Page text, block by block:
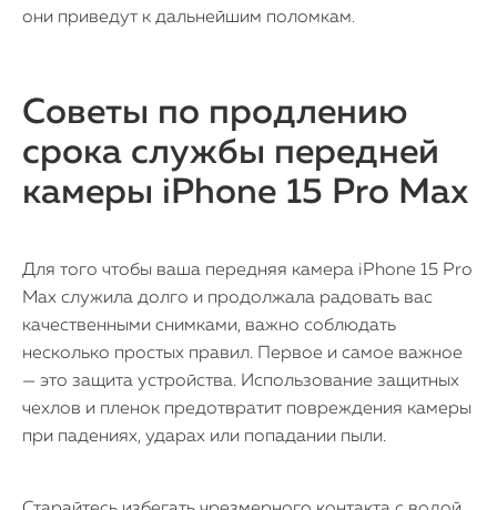
они приведут к дальнейшим поломкам.
Советы по продлению
срока службы передней
камеры iPhone 15 Pro Max
Для того чтобы ваша передняя камера iPhone 15 Pro
Max служила долго и продолжала радовать вас
качественными снимками, важно соблюдать
несколько простых правил. Первое и самое важное
— это защита устройства. Использование защитных
чехлов и пленок предотвратит повреждения камеры
при падениях, ударах или попадании пыли.